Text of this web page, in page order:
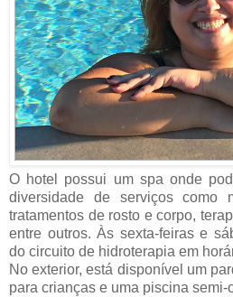
O hotel possui um spa onde
diversidade de serviços como
tratamentos de rosto e corpo,
entre outros. Às sexta-feiras e
do circuito de hidroterapia em
No exterior, está disponível um
para crianças e uma piscina